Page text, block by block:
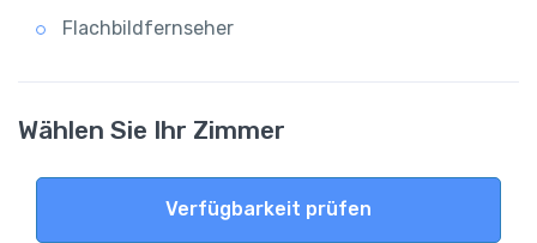
Flachbildfernseher
Wählen Sie Ihr Zimmer
Verfügbarkeit prüfen